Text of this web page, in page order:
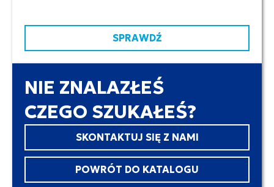
SPRAWDŹ
NIE ZNALAZŁEŚ
CZEGO SZUKAŁEŚ?
SKONTAKTUJ SIĘ Z NAMI
POWRÓT DO KATALOGU